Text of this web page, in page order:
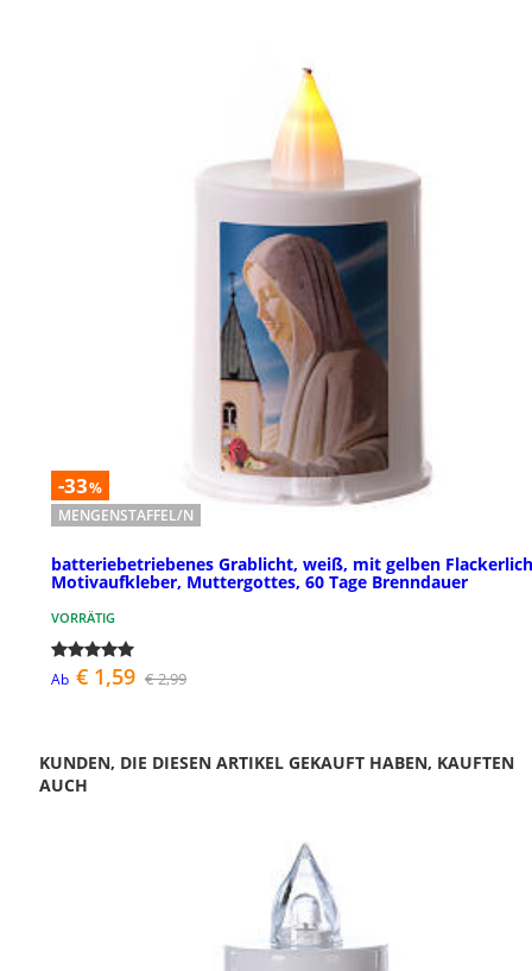
-33%
MENGENSTAFFEL/N
batteriebetriebenes Grablicht, weiß, mit gelben
Motivaufkleber, Muttergottes, 60 Tage Brenndauer
VORRÄTIG
Ab € 1,59 € 2,99
KUNDEN, DIE DIESEN ARTIKEL GEKAUFT HABEN, KAUFTEN
AUCH